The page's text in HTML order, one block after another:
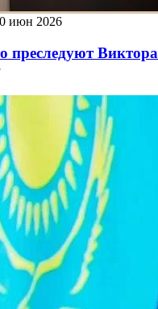
июн 2026
преследуют